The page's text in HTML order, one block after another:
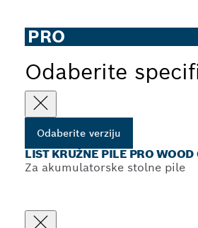
PRO
Odaberite
Odaberite verziju
LIST KRUŽNE PILE PRO WOOD
Za akumulatorske stolne pile